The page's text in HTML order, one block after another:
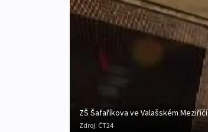
ZŠ Šafaříkova ve Valašském Meziříčí
Zdroj: ČT24